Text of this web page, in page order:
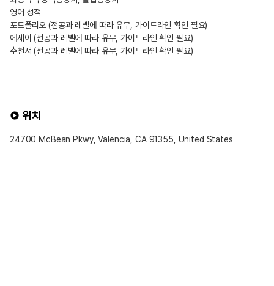
영어 성적
포트폴리오 (전공과 레벨에 따라 유무, 가이드라인 확인 필요)
에세이 (전공과 레벨에 따라 유무, 가이드라인 확인 필요)
추천서 (전공과 레벨에 따라 유무, 가이드라인 확인 필요)
위치
24700 McBean Pkwy, Valencia, CA 91355, United States